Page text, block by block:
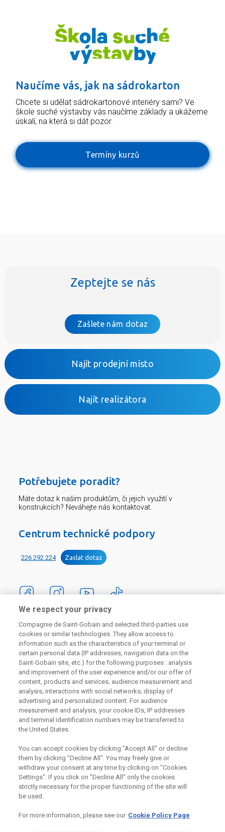
Naučíme vás, jak na sádrokarton
Chcete si udělat sádrokartonové interiéry sami? Ve
škole suché výstavby vás naučíme základy a ukážeme
úskalí, na která si dát pozor.
Termíny kurzů
Zeptejte se nás
Zašlete nám dotaz
Najít prodejní místo
Najít realizátora
Potřebujete poradit?
Máte dotaz k našim produktům, či jejich využití v
konstrukcích? Neváhejte nás kontaktovat.
Centrum technické podpory
226 292 224 Zaslat dotaz
Odebírejte náš newsletter
Užitečné odkazy
Právní Podmínky
Souhlas se zpracováním osobních údajů a cookies
Souhlas se zpracováním osobních údajů k marketingovým
účelům
Saint-Gobain Construction
Products CZ a.s., IČ:25029673,
se sídlem Praha 8, Smrčkova
2485/4, PSČ 180 00
We respect your privacy
Compagnie de Saint-Gobain and selected third-parties use
cookies or similar technologies. They allow access to
information such as the characteristics of your terminal or
certain personal data (IP addresses, navigation data on the
Saint-Gobain site, etc.) for the following purposes : analysis
and improvement of the user experience and/or our offer of
content, products and services; audience measurement and
analysis; interactions with social networks; display of
advertising and personalized content. For audience
measurement and analysis, your cookie IDs, IP addresses
and terminal identification numbers may be transferred to
the United States.
You can accept cookies by clicking "Accept All" or decline
them by clicking "Decline All". You may freely give or
withdraw your consent at any time by clicking on "Cookies
Settings". If you click on "Decline All" only the cookies
strictly necessary for the proper functioning of the site will
be used.
For more information, please see our Cookie Policy Page